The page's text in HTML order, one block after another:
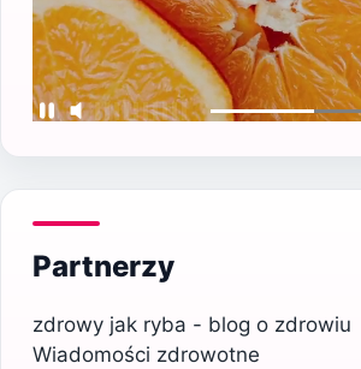
Partnerzy
zdrowy jak ryba - blog o zdrowiu
Wiadomości zdrowotne